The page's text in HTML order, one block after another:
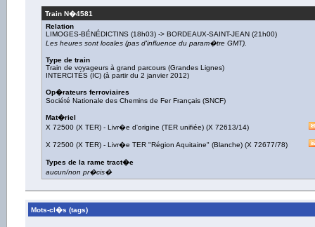
Train N�4581
Relation
LIMOGES-BÉNÉDICTINS (18h03) -> BORDEAUX-SAINT-JEAN (21h00)
Les heures sont locales (pas d'influence du param�tre GMT).
Type de train
Train de voyageurs à grand parcours (Grandes Lignes)
INTERCITÉS (IC) (à partir du 2 janvier 2012)
Op�rateurs ferroviaires
Société Nationale des Chemins de Fer Français (SNCF)
Mat�riel
X 72500 (X TER) - Livr�e d'origine (TER unifiée) (X 72613/14)
X 72500 (X TER) - Livr�e TER "Région Aquitaine" (Blanche) (X 72677/78)
Types de la rame tract�e
aucun/non pr�cis�
Mots-cl�s (tags)